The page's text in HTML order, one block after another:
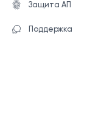
Защита АП
Поддержка